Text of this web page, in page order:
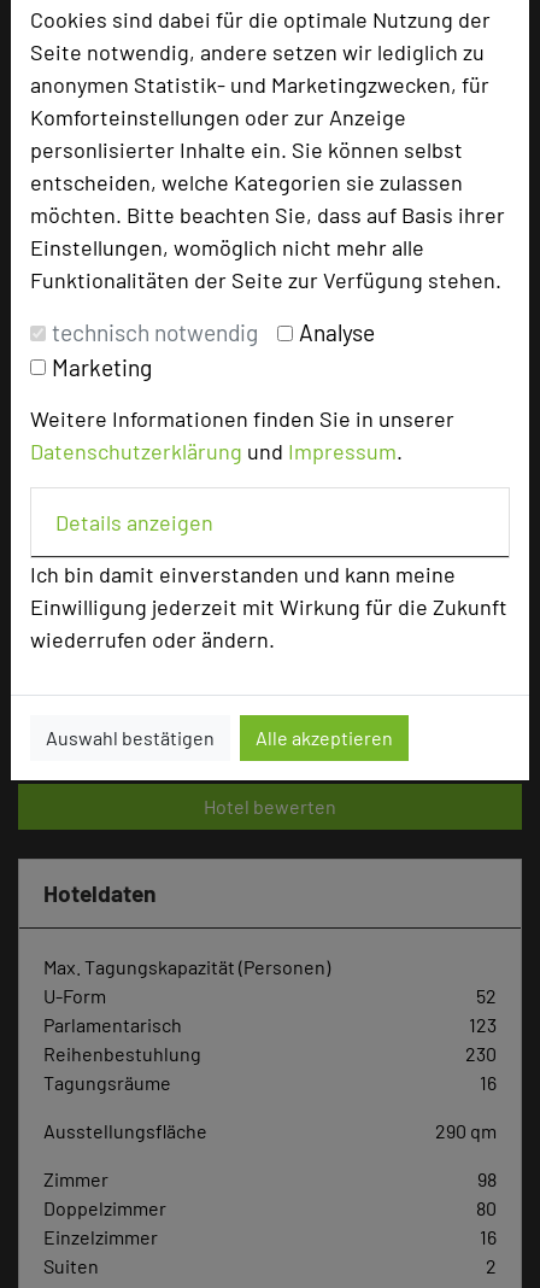
Cookies sind dabei für die optimale Nutzung der
Seite notwendig, andere setzen wir lediglich zu
anonymen Statistik- und Marketingzwecken, für
Komforteinstellungen oder zur Anzeige
personlisierter Inhalte ein. Sie können selbst
entscheiden, welche Kategorien sie zulassen
möchten. Bitte beachten Sie, dass auf Basis ihrer
Einstellungen, womöglich nicht mehr alle
Funktionalitäten der Seite zur Verfügung stehen.
technisch notwendig
Analyse
Marketing
Weitere Informationen finden Sie in unserer
Datenschutzerklärung und Impressum.
Details anzeigen
Ich bin damit einverstanden und kann meine
Einwilligung jederzeit mit Wirkung für die Zukunft
wiederrufen oder ändern.
Auswahl bestätigen Alle akzeptieren
ARCADEON Haus der Wissenschaft und
Lennestraße 91
mail Email
language Homepage
zur Tagungsanfrage hinzufügen
Tagungsplaner
Hotel bewerten
Hoteldaten
Max. Tagungskapazität (Personen)
U-Form
52
Parlamentarisch
123
Reihenbestuhlung
230
Tagungsräume
16
Ausstellungsfläche 290 qm
Zimmer
98
Doppelzimmer
80
Einzelzimmer
16
Suiten
2